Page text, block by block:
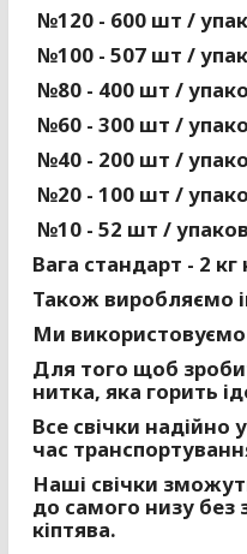
№120 - 600 шт /
№100 - 507 шт /
№80 - 400 шт /
№60 - 300 шт /
№40 - 200 шт /
№20 - 100 шт /
№10 - 52 шт /
Вага стандарт - 2
Також виробляємо
Ми використовуємо
Для того щоб
нитка, яка горить
Все свічки надійно
час
Наші свічки
до самого низу без
кіптява.